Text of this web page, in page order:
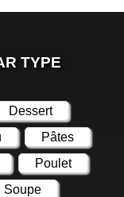
TYPE
Dessert
Pâtes
Poulet
Soupe